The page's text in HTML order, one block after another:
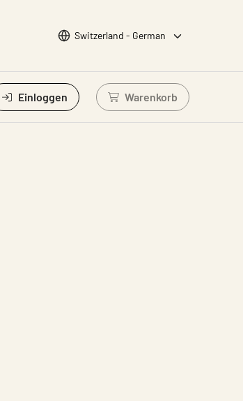
Sprache wählen
Switzerland - German
Einloggen Warenkorb
Einloggen um